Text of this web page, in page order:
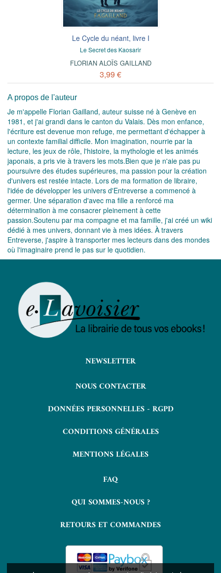
Le Cycle du néant, livre I
Le Secret des Kaosarir
FLORIAN ALOÏS GAILLAND
3,99 €
A propos de l'auteur
Je m'appelle Florian Gailland, auteur suisse né à Genève en
1981, et j'ai grandi dans le canton du Valais. Dès mon enfance,
l'écriture est devenue mon refuge, me permettant d'échapper à
un contexte familial difficile. Mon imagination, nourrie par la
lecture, les jeux de rôle, l'histoire, la mythologie et les animés
japonais, a pris vie à travers les mots.Bien que je n'aie pas pu
poursuivre des études supérieures, ma passion pour la création
d'univers est restée intacte. Lors de ma formation de libraire,
l'idée de développer les univers d'Entreverse a commencé à
germer. Une séparation d'avec ma fille a renforcé ma
détermination à me consacrer pleinement à cette
passion.Soutenu par ma compagne et ma famille, j'ai créé un wiki
dédié à mes univers, donnant vie à mes idées. À travers
Entreverse, j'aspire à transporter mes lecteurs dans des mondes
où l'imaginaire prend le pas sur le quotidien.
NEWSLETTER
NOUS CONTACTER
DONNÉES PERSONNELLES - RGPD
CONDITIONS GÉNÉRALES
MENTIONS LÉGALES
FAQ
QUI SOMMES-NOUS ?
RETOURS ET COMMANDES